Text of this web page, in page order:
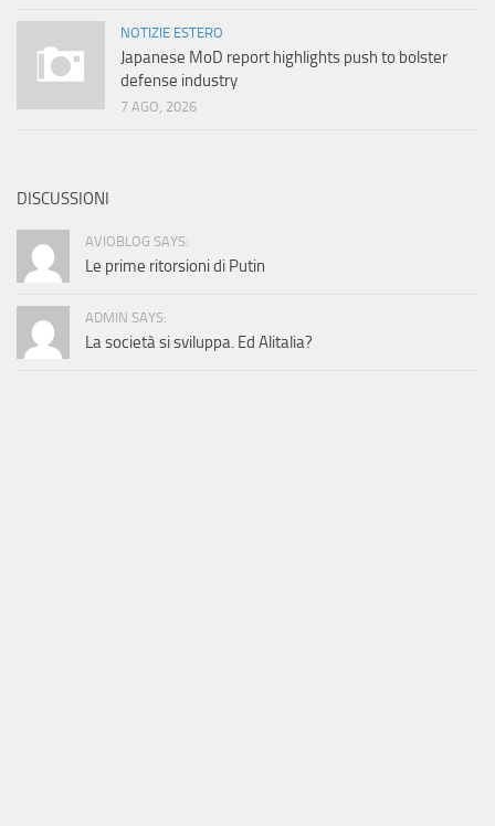
NOTIZIE ESTERO
Japanese MoD report highlights push to bolster
defense industry
7 AGO, 2026
DISCUSSIONI
AVIOBLOG SAYS:
Le prime ritorsioni di Putin
ADMIN SAYS:
La società si sviluppa. Ed Alitalia?